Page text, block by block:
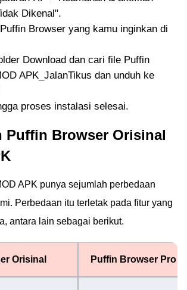
Dikenal".
Browser yang kamu inginkan di
Download dan cari file Puffin
APK_JalanTikus dan unduh ke
proses instalasi selesai.
Puffin Browser Orisinal
APK punya sejumlah perbedaan
Perbedaan itu terletak pada fitur yang
antara lain sebagai berikut.
Orisinal Puffin Browser Pro